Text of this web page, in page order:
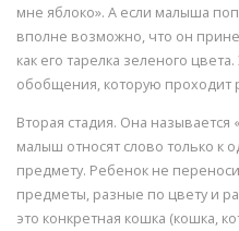
мне яблоко». А если малыша
вполне возможно, что он
как его тарелка зеленого
обобщения, которую проходит
Вторая стадия. Она называется
малыш относят слово только к
предмету. Ребенок не
предметы, разные по цвету и
это конкретная кошка (кошка,